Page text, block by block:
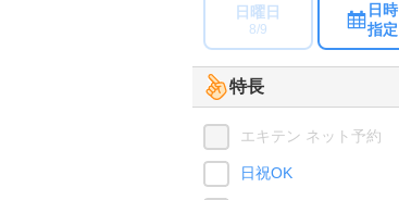
日曜日
8/9
日時
指定
特長
エキテン ネット予約
日祝OK